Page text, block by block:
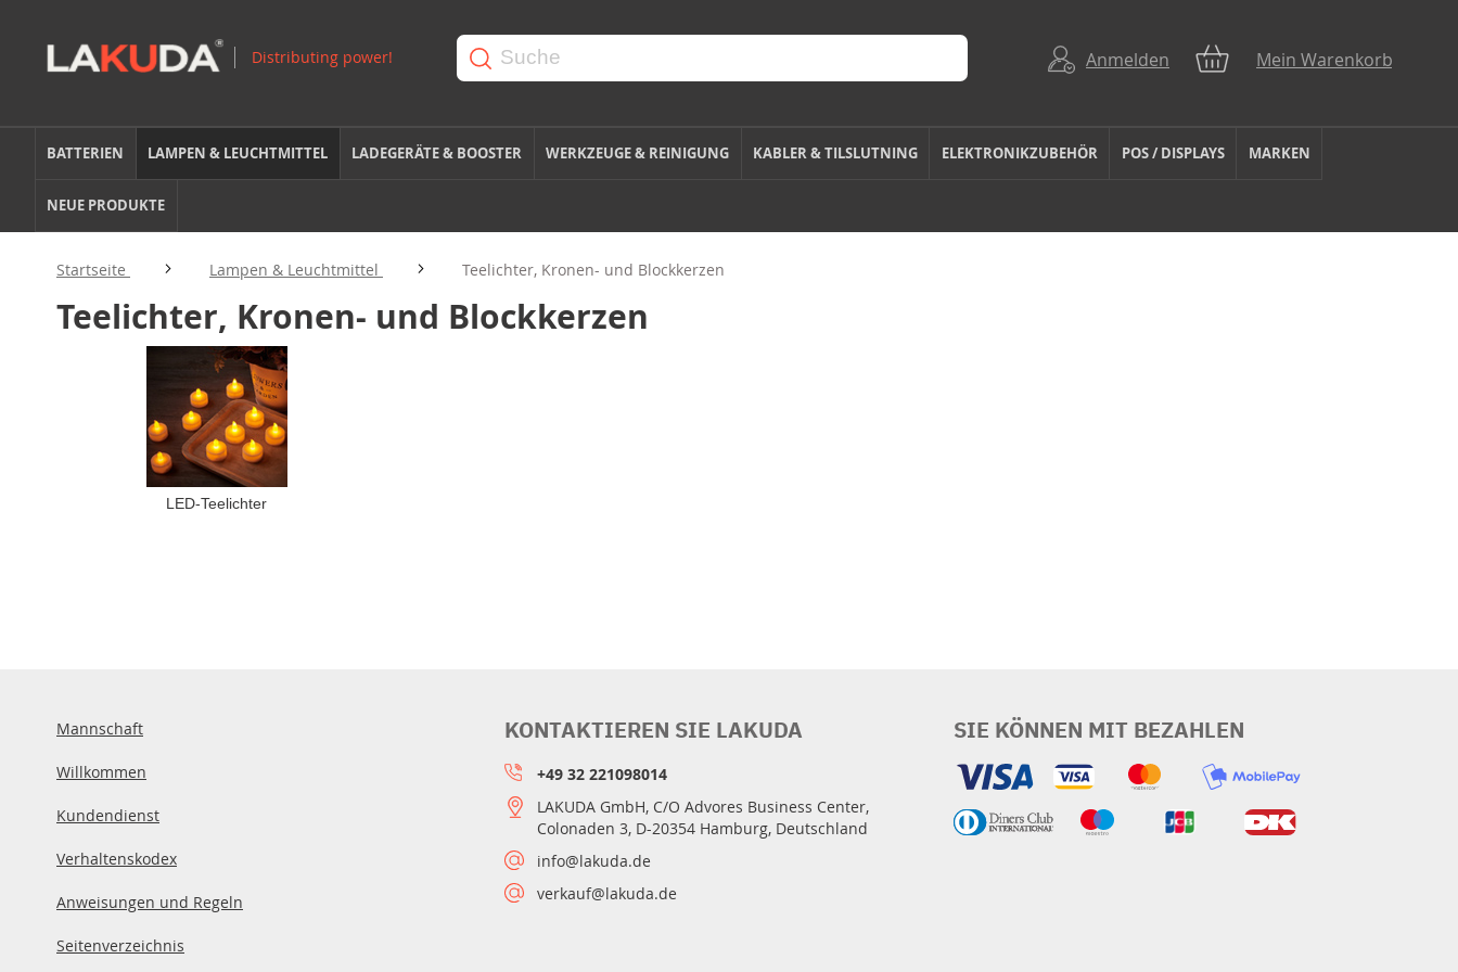
Anmelden Mein Warenkorb
BATTERIEN LAMPEN & LEUCHTMITTEL LADEGERÄTE & BOOSTER WERKZEUGE & REINIGUNG KABLER & TILSLUTNING ELEKTRONIKZUBEHÖR POS / DISPLAYS MARKEN
NEUE PRODUKTE
Startseite Lampen & Leuchtmittel Teelichter, Kronen- und Blockkerzen
Teelichter, Kronen- und Blockkerzen
LED-Teelichter
Mannschaft
Willkommen
Kundendienst
Verhaltenskodex
Anweisungen und Regeln
Seitenverzeichnis
SIE KÖNNEN MIT BEZAHLEN
KONTAKTIEREN SIE LAKUDA
+49 32 221098014
LAKUDA GmbH, C/O Advores Business Center,
Colonaden 3, D-20354 Hamburg, Deutschland
info@lakuda.de
verkauf@lakuda.de